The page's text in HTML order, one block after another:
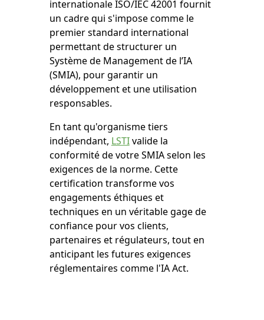
internationale ISO/IEC 42001 fournit
un cadre qui s'impose comme le
premier standard international
permettant de structurer un
Système de Management de l’IA
(SMIA), pour garantir un
développement et une utilisation
responsables.
En tant qu'organisme tiers
indépendant, LSTIvalide la
conformité de votre SMIA selon les
exigences de la norme. Cette
certification transforme vos
engagements éthiques et
techniques en un véritable gage de
confiance pour vos clients,
partenaires et régulateurs, tout en
anticipant les futures exigences
réglementaires comme l'IA Act.